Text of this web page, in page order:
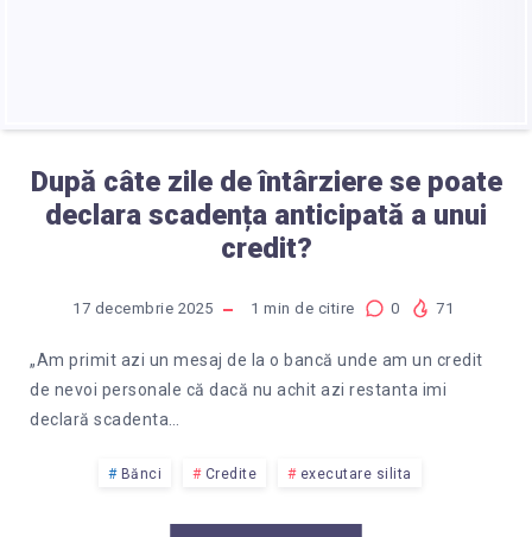
După câte zile de întârziere se poate
declara scadența anticipată a unui
credit?
17 decembrie 2025 1 min de citire 0 71
„Am primit azi un mesaj de la o bancă unde am un credit
de nevoi personale că dacă nu achit azi restanta imi
declară scadenta…
Bănci Credite executare silita